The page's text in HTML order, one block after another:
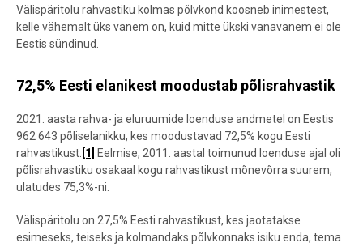
Välispäritolu rahvastiku kolmas põlvkond koosneb inimestest,
kelle vähemalt üks vanem on, kuid mitte ükski vanavanem ei ole
Eestis sündinud.
72,5% Eesti elanikest moodustab põlisrahvastik
2021. aasta rahva- ja eluruumide loenduse andmetel on Eestis
962 643 põliselanikku, kes moodustavad 72,5% kogu Eesti
rahvastikust. [1]
Eelmise, 2011. aastal toimunud loenduse ajal oli
põlisrahvastiku osakaal kogu rahvastikust mõnevõrra suurem,
ulatudes 75,3%-ni.
Välispäritolu on 27,5% Eesti rahvastikust, kes jaotatakse
esimeseks, teiseks ja kolmandaks põlvkonnaks isiku enda, tema